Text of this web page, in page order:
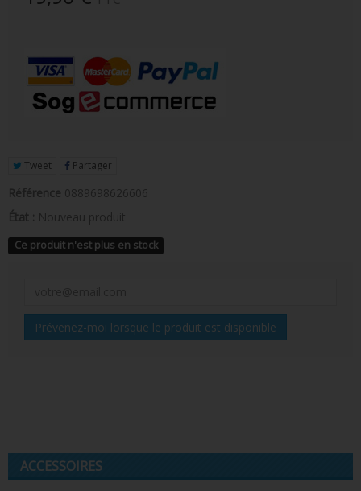
FIGURINE POP RETRO TOYS
FIGURINES POP AUTRES COMICS
PORTE-CLÉS POCKET POP
FUNKO POP PIN
Tweet Partager
Référence 0889698626606
État : Nouveau produit
Ce produit n'est plus en stock
Prévenez-moi lorsque le produit est disponible
ACCESSOIRES